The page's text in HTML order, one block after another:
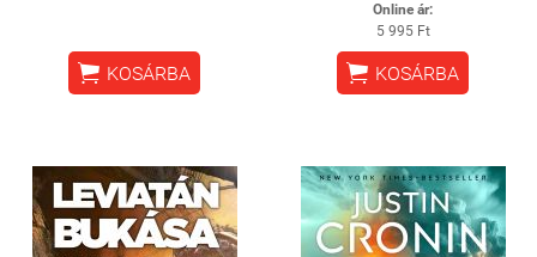
 KOSÁRBA
Online ár:
5 995 Ft
 KOSÁRBA